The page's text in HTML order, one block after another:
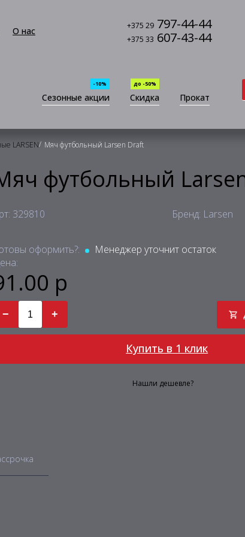
О нас +375 29 797-44-44
+375 33 607-43-44
Сезонные акции
-10%
Скидка
до -50%
Прокат
LARSEN/ Мяч футбольный Larsen Draft
футбольный
329810 Бренд: Larsen
оформить?:
Менеджер уточнит остаток
р
− +
Купить в 1 клик
Нашли дешевле?